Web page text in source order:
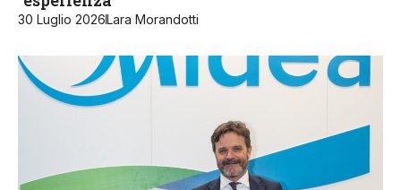
30 Luglio 2026Lara Morandotti